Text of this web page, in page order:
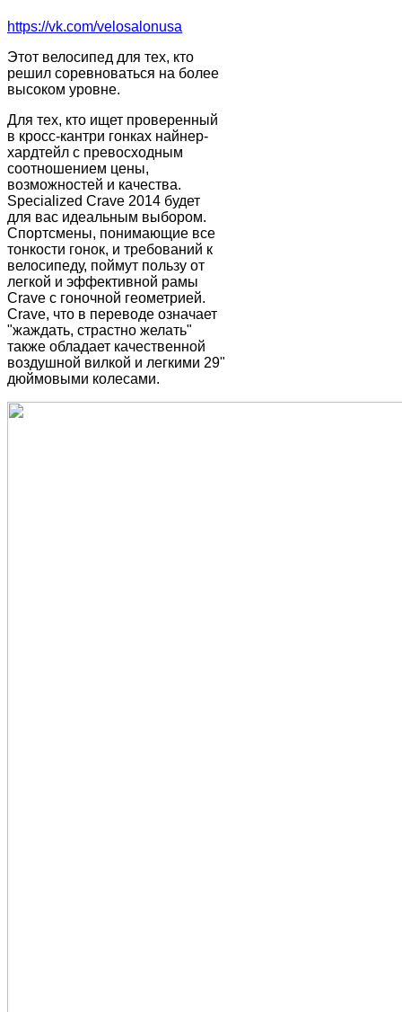
https://vk.com/velosalonusa
Этот велосипед для тех, кто
решил соревноваться на более
высоком уровне.
Для тех, кто ищет проверенный
в кросс-кантри гонках найнер-
хардтейл с превосходным
соотношением цены,
возможностей и качества.
Specialized Crave 2014 будет
для вас идеальным выбором.
Спортсмены, понимающие все
тонкости гонок, и требований к
велосипеду, поймут пользу от
легкой и эффективной рамы
Crave с гоночной геометрией.
Crave, что в переводе означает
"жаждать, страстно желать"
также обладает качественной
воздушной вилкой и легкими 29"
дюймовыми колесами.